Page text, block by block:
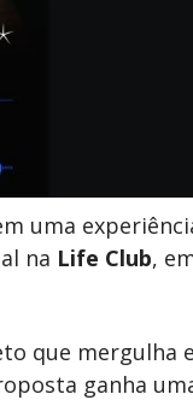
uma
na Life Club,
que mergulha
ganha